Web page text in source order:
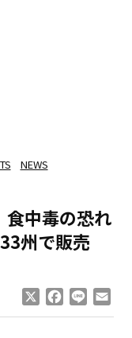
NEWS
食中毒の恐れ
州で販売
Facebook
Line